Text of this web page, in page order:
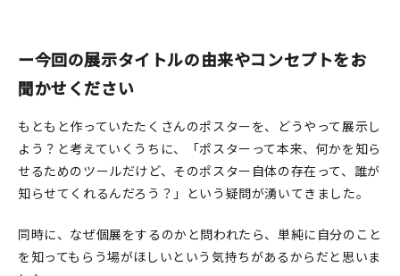
カートを見る
お買い物ガイド
よくある質問
お問い合わせ
ー今回の展示タイトルの由来やコンセプトをお
聞かせください
もともと作っていたたくさんのポスターを、どうやって展示し
よう？と考えていくうちに、「ポスターって本来、何かを知ら
せるためのツールだけど、そのポスター自体の存在って、誰が
知らせてくれるんだろう？」という疑問が湧いてきました。
同時に、なぜ個展をするのかと問われたら、単純に自分のこと
を知ってもらう場がほしいという気持ちがあるからだと思いま